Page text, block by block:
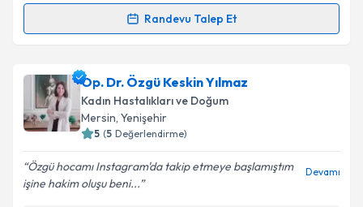
Randevu Talep Et
Randevu Takvimi Talebi
Doç. Dr. Gülşah Selvi Demirtaşiçin randevu takvimi
talebi oluşturun. Size bu uzmandan randevu almanız
için bir takvim hazırlandığında e-posta ile
bilgilendireceğiz.
E-posta Adresiniz
Op. Dr. Özgü Keskin Yılmaz
Kadın Hastalıkları ve Doğum
Mersin, Yenişehir
5 (5 Değerlendirme)
Özgü hocamı Instagram'da takip etmeye başlamıştım
işine hakim oluşu beni...
Devamı